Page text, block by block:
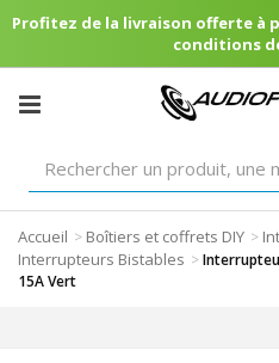
Profitez de la livraison offerte à
conditions
Accueil > Boîtiers et coffrets DIY >
Interrupteurs Bistables >
15A Vert